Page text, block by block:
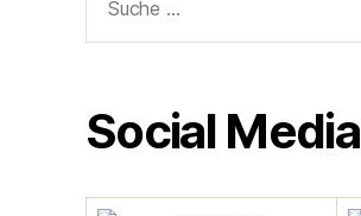
nach:
Social Media